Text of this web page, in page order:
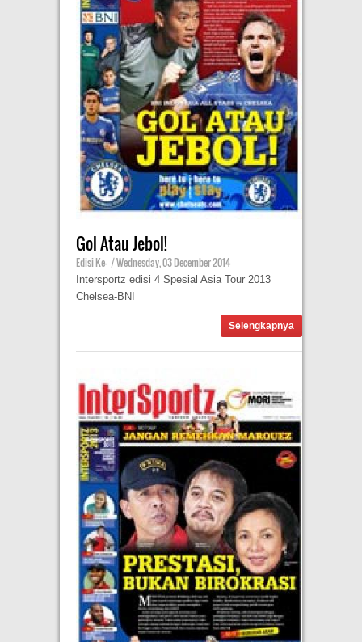
Gol Atau Jebol!
Edisi Ke- | Wednesday, 03 December 2014
Intersportz edisi 4 Spesial Asia Tour 2013
Chelsea-BNI
Selengkapnya